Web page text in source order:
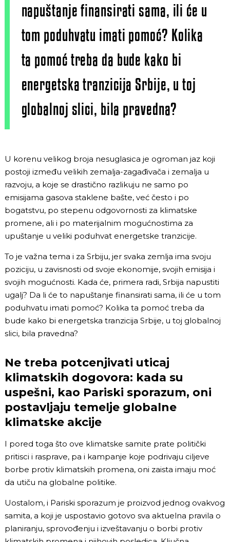
napuštanje finansirati sama, ili će u
tom poduhvatu imati pomoć? Kolika
ta pomoć treba da bude kako bi
energetska tranzicija Srbije, u toj
globalnoj slici, bila pravedna?
U korenu velikog broja nesuglasica je ogroman jaz koji
postoji između velikih zemalja-zagađivača i zemalja u
razvoju, a koje se drastično razlikuju ne samo po
emisijama gasova staklene bašte, već često i po
bogatstvu, po stepenu odgovornosti za klimatske
promene, ali i po materijalnim mogućnostima za
upuštanje u veliki poduhvat energetske tranzicije.
To je važna tema i za Srbiju, jer svaka zemlja ima svoju
poziciju, u zavisnosti od svoje ekonomije, svojih emisija i
svojih mogućnosti. Kada će, primera radi, Srbija napustiti
ugalj? Da li će to napuštanje finansirati sama, ili će u tom
poduhvatu imati pomoć? Kolika ta pomoć treba da
bude kako bi energetska tranzicija Srbije, u toj globalnoj
slici, bila pravedna?
Ne treba potcenjivati uticaj
klimatskih dogovora: kada su
uspešni, kao Pariski sporazum, oni
postavljaju temelje globalne
klimatske akcije
I pored toga što ove klimatske samite prate politički
pritisci i rasprave, pa i kampanje koje podrivaju ciljeve
borbe protiv klimatskih promena, oni zaista imaju moć
da utiču na globalne politike.
Uostalom, i Pariski sporazum je proizvod jednog ovakvog
samita, a koji je uspostavio gotovo sva aktuelna pravila o
planiranju, sprovođenju i izveštavanju o borbi protiv